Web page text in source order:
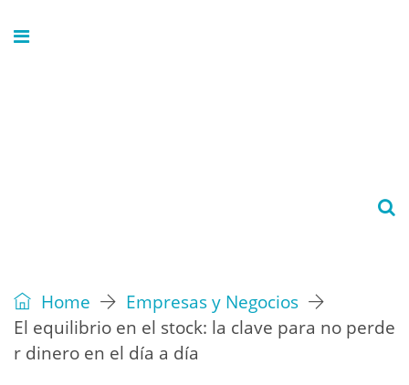
Home
Empresas y Negocios
El equilibrio en el stock: la clave para no perde
r dinero en el día a día